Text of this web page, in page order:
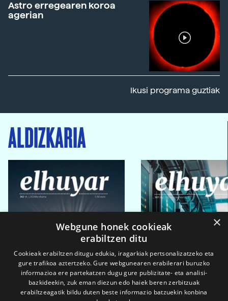
Astro erregearen koroa
agerian
Ikusi programa guztiak
ALDIZKARIA
×
Webgune honek cookieak
erabiltzen ditu
Cookieak erabiltzen ditugu edukia, iragarkiak pertsonalizatzeko eta
gure trafikoa aztertzeko. Gure webgunearen erabilerari buruzko
informazioa ere partekatzen dugu gure publizitate- eta analisi-
bazkideekin, zuk eman diezun edo haiek beren zerbitzuak
erabiltzeagatik bildu duten beste informazio batzuekin konbina